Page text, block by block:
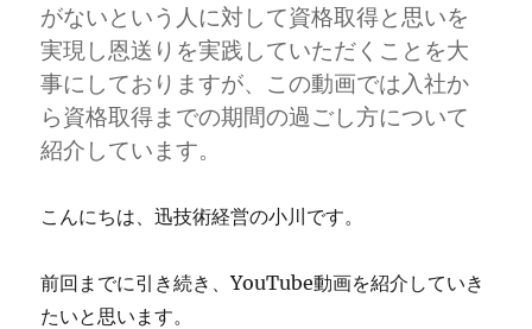
がないという人に対して資格取得と思いを
実現し恩送りを実践していただくことを大
事にしておりますが、この動画では入社か
ら資格取得までの期間の過ごし方について
紹介しています。
こんにちは、迅技術経営の小川です。
前回までに引き続き、YouTube動画を紹介していき
たいと思います。